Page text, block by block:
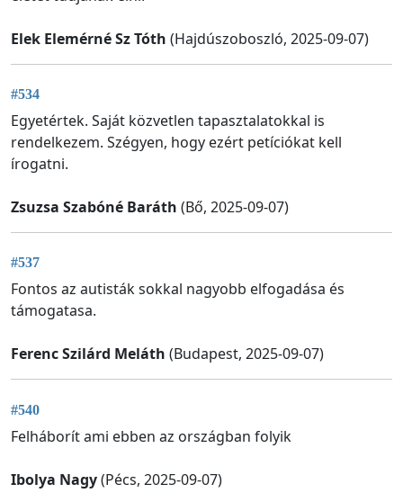
Elek Elemérné Sz Tóth (Hajdúszoboszló, 2025-09-07)
#534
Egyetértek. Saját közvetlen tapasztalatokkal is
rendelkezem. Szégyen, hogy ezért petíciókat kell
írogatni.
Zsuzsa Szabóné Baráth (Bő, 2025-09-07)
#537
Fontos az autisták sokkal nagyobb elfogadása és
támogatasa.
Ferenc Szilárd Meláth (Budapest, 2025-09-07)
#540
Felháborít ami ebben az országban folyik
Ibolya Nagy(Pécs, 2025-09-07)